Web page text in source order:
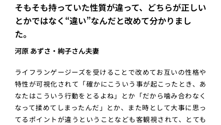
そもそも持っていた性質が違って、どちらが正しい
とかではなく“違い”なんだと改めて分かりまし
た。
河原 あずさ・絢子さん夫妻
ライフランゲージーズを受けることで改めてお互いの性格や
特性が可視化されて「確かにこういう事が起こったとき、あ
なたはこういう行動をとるよね」とか「だから噛み合わなく
なって揉めてしまったんだ」とか、また時として大事に思っ
てるポイントが違うということなども客観視されて、とても